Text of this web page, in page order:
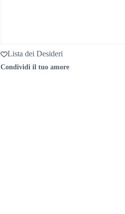
Lista dei Desideri
Condividi il tuo amore